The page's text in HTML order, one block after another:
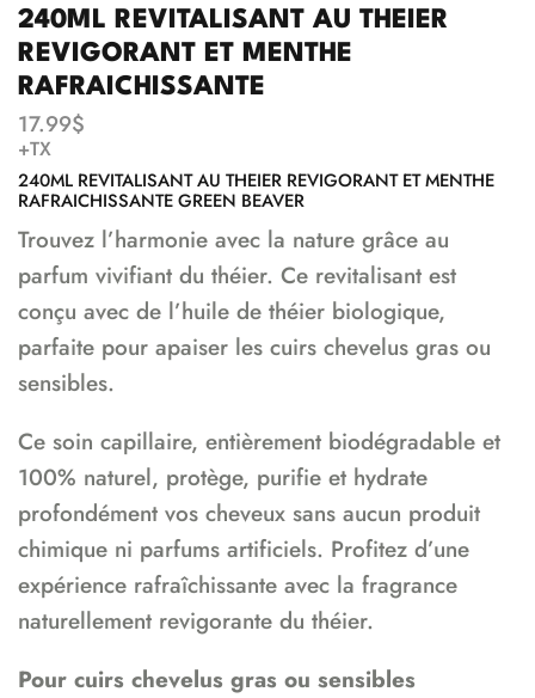
240ML REVITALISANT AU THEIER
REVIGORANT ET MENTHE
RAFRAICHISSANTE
17.99$
+TX
240ML REVITALISANT AU THEIER REVIGORANT ET MENTHE
RAFRAICHISSANTE GREEN BEAVER
Trouvez l’harmonie avec la nature grâce au
parfum vivifiant du théier. Ce revitalisant est
conçu avec de l’huile de théier biologique,
parfaite pour apaiser les cuirs chevelus gras ou
sensibles.
Ce soin capillaire, entièrement biodégradable et
100% naturel, protège, purifie et hydrate
profondément vos cheveux sans aucun produit
chimique ni parfums artificiels. Profitez d’une
expérience rafraîchissante avec la fragrance
naturellement revigorante du théier.
Pour cuirs chevelus gras ou sensibles